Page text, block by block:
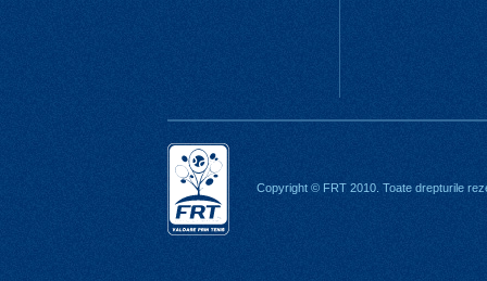
Copyright © FRT 2010. Toate drepturile